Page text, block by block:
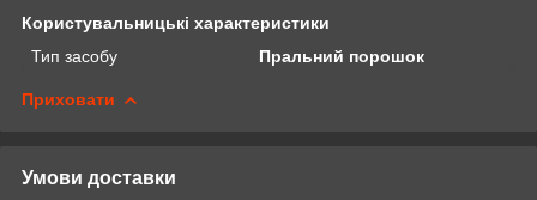
Користувальницькі характеристики
Тип засобу
Пральний порошок
Приховати
Умови доставки